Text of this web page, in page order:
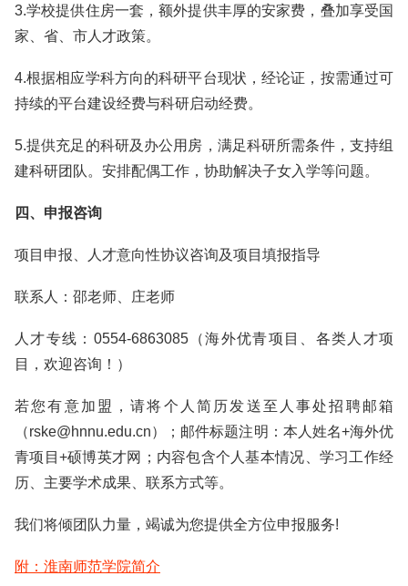
3.学校提供住房一套，额外提供丰厚的安家费，叠加享受国
家、省、市人才政策。
4.根据相应学科方向的科研平台现状，经论证，按需通过可
持续的平台建设经费与科研启动经费。
5.提供充足的科研及办公用房，满足科研所需条件，支持组
建科研团队。安排配偶工作，协助解决子女入学等问题。
四、申报咨询
项目申报、人才意向性协议咨询及项目填报指导
联系人：邵老师、庄老师
人才专线：0554-6863085（海外优青项目、各类人才项
目，欢迎咨询！）
若您有意加盟，请将个人简历发送至人事处招聘邮箱
（rske@hnnu.edu.cn）；邮件标题注明：本人姓名+海外优
青项目+硕博英才网；内容包含个人基本情况、学习工作经
历、主要学术成果、联系方式等。
我们将倾团队力量，竭诚为您提供全方位申报服务!
附：淮南师范学院简介